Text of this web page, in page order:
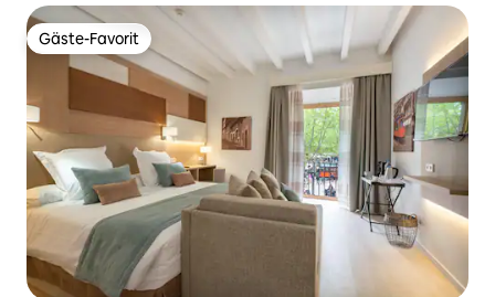
Gäste-Favorit
Gäste-Favorit